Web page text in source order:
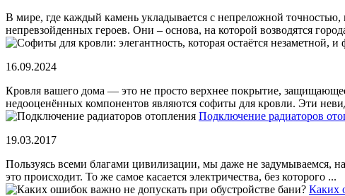
В мире, где каждый камень укладывается с непреложной точностью,
непревзойденных героев. Они – основа, на которой возводятся
16.09.2024
Кровля вашего дома — это не просто верхнее покрытие,
недооценённых компонентов являются софиты для кровли. Эти
Подключение радиаторов
19.03.2017
Пользуясь всеми благами цивилизации, мы даже не задумываемся,
это происходит. То же самое касается электричества, без которого ...
Каких